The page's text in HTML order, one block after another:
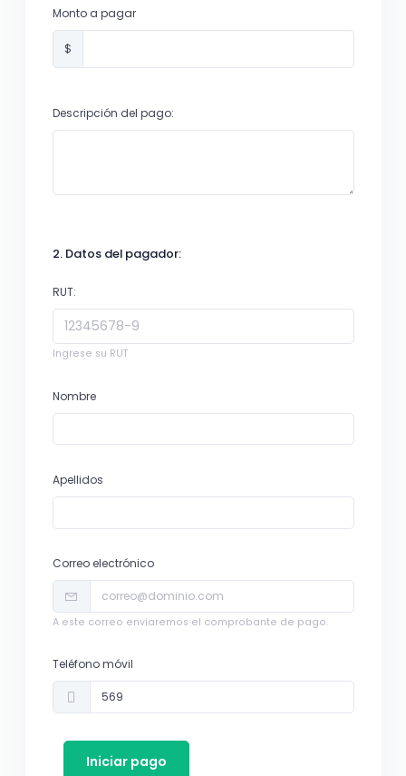
Monto a pagar
$
Descripción del pago:
2. Datos del pagador:
RUT:
Ingrese su RUT
Nombre
Apellidos
Correo electrónico
A este correo enviaremos el comprobante de pago.
Teléfono móvil
Iniciar pago